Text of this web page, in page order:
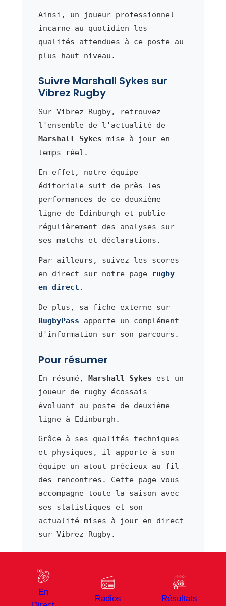
Ainsi, un joueur professionnel
incarne au quotidien les
qualités attendues à ce poste au
plus haut niveau.
Suivre Marshall Sykes sur
Vibrez Rugby
Sur Vibrez Rugby, retrouvez
l'ensemble de l'actualité de
Marshall Sykes mise à jour en
temps réel.
En effet, notre équipe
éditoriale suit de près les
performances de ce deuxième
ligne de Edinburgh et publie
régulièrement des analyses sur
ses matchs et déclarations.
Par ailleurs, suivez les scores
en direct sur notre page
rugby
en direct .
De plus, sa fiche externe sur
RugbyPass apporte un complément
d'information sur son parcours.
Pour résumer
En résumé, Marshall Sykes est un
joueur de rugby écossais
évoluant au poste de deuxième
ligne à Edinburgh.
Grâce à ses qualités techniques
et physiques, il apporte à son
équipe un atout précieux au fil
des rencontres. Cette page vous
accompagne toute la saison avec
ses statistiques et son
actualité mises à jour en direct
sur Vibrez Rugby.
⬅ Joueur précédent
Larzlo Sword 1
Joueur suivant ➜
Nathan Sylvia
En
Radios Résultats